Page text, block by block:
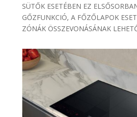
SÜTŐK ESETÉBEN EZ
GŐZFUNKCIÓ, A FŐZŐLAPOK
ZÓNÁK ÖSSZEVONÁSÁNAK